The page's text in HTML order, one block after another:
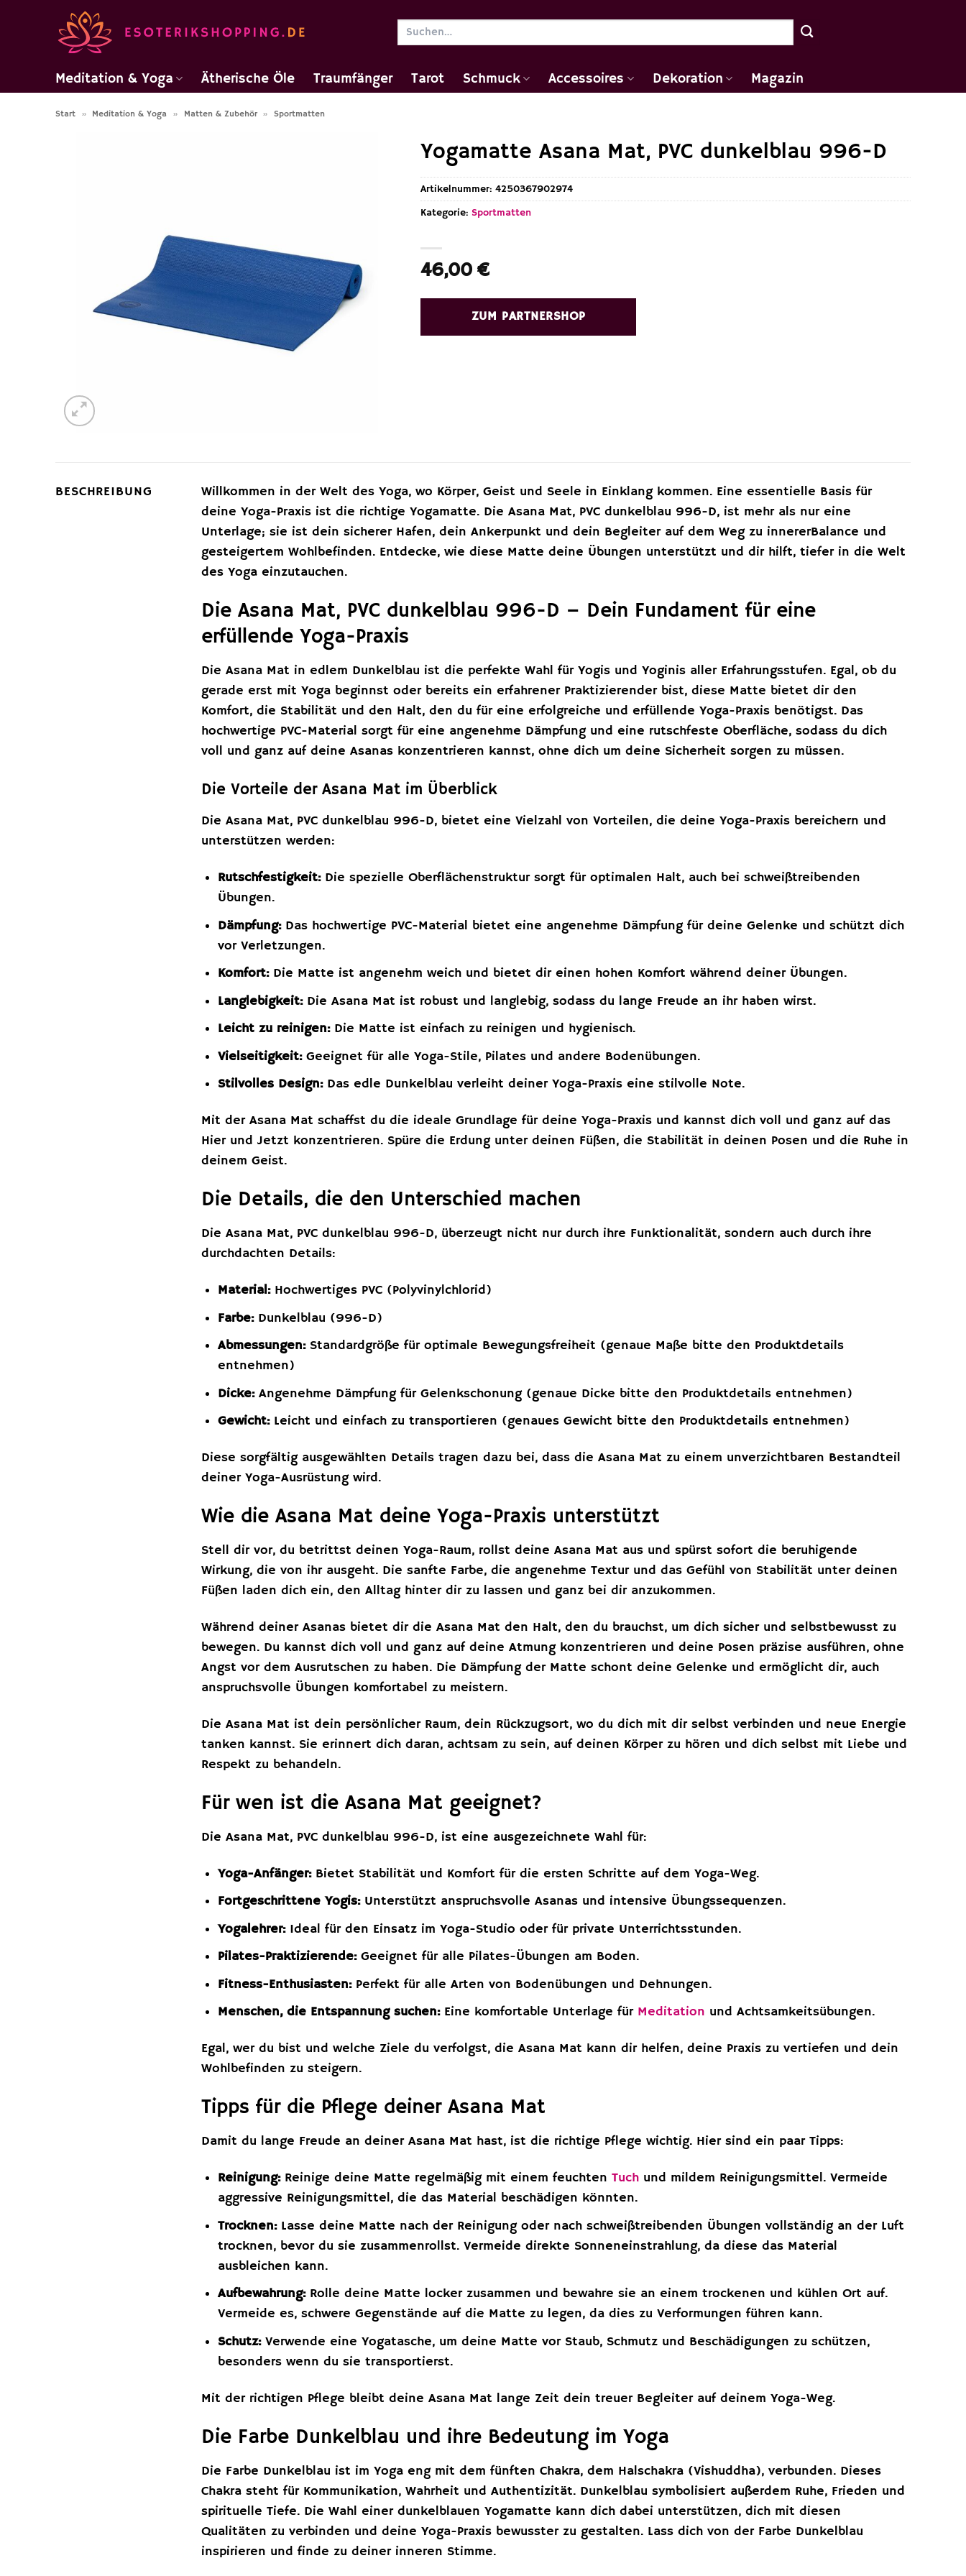
Suchen
Meditation & Yoga Ätherische Öle Traumfänger Tarot Schmuck Accessoires Dekoration Magazin
Start » Meditation & Yoga » Matten & Zubehör » Sportmatten
Yogamatte Asana Mat, PVC dunkelblau 996-D
46,00 €
ZUM PARTNERSHOP
Artikelnummer:4250367902974
Kategorie:Sportmatten
BESCHREIBUNG
Willkommen in der Welt des Yoga, wo Körper, Geist und Seele in Einklang kommen. Eine essentielle Basis für
deine Yoga-Praxis ist die richtige Yogamatte. Die Asana Mat, PVC dunkelblau 996-D, ist mehr als nur eine
Unterlage; sie ist dein sicherer Hafen, dein Ankerpunkt und dein Begleiter auf dem Weg zu innererBalance und
gesteigertem Wohlbefinden. Entdecke, wie diese Matte deine Übungen unterstützt und dir hilft, tiefer in die Welt
des Yoga einzutauchen.
Die Asana Mat, PVC dunkelblau 996-D – Dein Fundament für eine
erfüllende Yoga-Praxis
Die Asana Mat in edlem Dunkelblau ist die perfekte Wahl für Yogis und Yoginis aller Erfahrungsstufen. Egal, ob du
gerade erst mit Yoga beginnst oder bereits ein erfahrener Praktizierender bist, diese Matte bietet dir den
Komfort, die Stabilität und den Halt, den du für eine erfolgreiche und erfüllende Yoga-Praxis benötigst. Das
hochwertige PVC-Material sorgt für eine angenehme Dämpfung und eine rutschfeste Oberfläche, sodass du dich
voll und ganz auf deine Asanas konzentrieren kannst, ohne dich um deine Sicherheit sorgen zu müssen.
Die Vorteile der Asana Mat im Überblick
Die Asana Mat, PVC dunkelblau 996-D, bietet eine Vielzahl von Vorteilen, die deine Yoga-Praxis bereichern und
unterstützen werden:
Rutschfestigkeit:Die spezielle Oberflächenstruktur sorgt für optimalen Halt, auch bei schweißtreibenden
Übungen.
Dämpfung:Das hochwertige PVC-Material bietet eine angenehme Dämpfung für deine Gelenke und schützt dich
vor Verletzungen.
Komfort:Die Matte ist angenehm weich und bietet dir einen hohen Komfort während deiner Übungen.
Langlebigkeit:Die Asana Mat ist robust und langlebig, sodass du lange Freude an ihr haben wirst.
Leicht zu reinigen:Die Matte ist einfach zu reinigen und hygienisch.
Vielseitigkeit:Geeignet für alle Yoga-Stile, Pilates und andere Bodenübungen.
Stilvolles Design:Das edle Dunkelblau verleiht deiner Yoga-Praxis eine stilvolle Note.
Mit der Asana Mat schaffst du die ideale Grundlage für deine Yoga-Praxis und kannst dich voll und ganz auf das
Hier und Jetzt konzentrieren. Spüre die Erdung unter deinen Füßen, die Stabilität in deinen Posen und die Ruhe in
deinem Geist.
Die Details, die den Unterschied machen
Die Asana Mat, PVC dunkelblau 996-D, überzeugt nicht nur durch ihre Funktionalität, sondern auch durch ihre
durchdachten Details:
Material:Hochwertiges PVC (Polyvinylchlorid)
Farbe:Dunkelblau (996-D)
Abmessungen:Standardgröße für optimale Bewegungsfreiheit (genaue Maße bitte den Produktdetails
entnehmen)
Dicke:Angenehme Dämpfung für Gelenkschonung (genaue Dicke bitte den Produktdetails entnehmen)
Gewicht:Leicht und einfach zu transportieren (genaues Gewicht bitte den Produktdetails entnehmen)
Diese sorgfältig ausgewählten Details tragen dazu bei, dass die Asana Mat zu einem unverzichtbaren Bestandteil
deiner Yoga-Ausrüstung wird.
Wie die Asana Mat deine Yoga-Praxis unterstützt
Stell dir vor, du betrittst deinen Yoga-Raum, rollst deine Asana Mat aus und spürst sofort die beruhigende
Wirkung, die von ihr ausgeht. Die sanfte Farbe, die angenehme Textur und das Gefühl von Stabilität unter deinen
Füßen laden dich ein, den Alltag hinter dir zu lassen und ganz bei dir anzukommen.
Während deiner Asanas bietet dir die Asana Mat den Halt, den du brauchst, um dich sicher und selbstbewusst zu
bewegen. Du kannst dich voll und ganz auf deine Atmung konzentrieren und deine Posen präzise ausführen, ohne
Angst vor dem Ausrutschen zu haben. Die Dämpfung der Matte schont deine Gelenke und ermöglicht dir, auch
anspruchsvolle Übungen komfortabel zu meistern.
Die Asana Mat ist dein persönlicher Raum, dein Rückzugsort, wo du dich mit dir selbst verbinden und neue Energie
tanken kannst. Sie erinnert dich daran, achtsam zu sein, auf deinen Körper zu hören und dich selbst mit Liebe und
Respekt zu behandeln.
Für wen ist die Asana Mat geeignet?
Die Asana Mat, PVC dunkelblau 996-D, ist eine ausgezeichnete Wahl für:
Yoga-Anfänger:Bietet Stabilität und Komfort für die ersten Schritte auf dem Yoga-Weg.
Fortgeschrittene Yogis:Unterstützt anspruchsvolle Asanas und intensive Übungssequenzen.
Yogalehrer:Ideal für den Einsatz im Yoga-Studio oder für private Unterrichtsstunden.
Pilates-Praktizierende:Geeignet für alle Pilates-Übungen am Boden.
Fitness-Enthusiasten:Perfekt für alle Arten von Bodenübungen und Dehnungen.
Menschen, die Entspannung suchen:Eine komfortable Unterlage für Meditation und Achtsamkeitsübungen.
Egal, wer du bist und welche Ziele du verfolgst, die Asana Mat kann dir helfen, deine Praxis zu vertiefen und dein
Wohlbefinden zu steigern.
Tipps für die Pflege deiner Asana Mat
Damit du lange Freude an deiner Asana Mat hast, ist die richtige Pflege wichtig. Hier sind ein paar Tipps:
Reinigung:Reinige deine Matte regelmäßig mit einem feuchtenTuch und mildem Reinigungsmittel. Vermeide
aggressive Reinigungsmittel, die das Material beschädigen könnten.
Trocknen:Lasse deine Matte nach der Reinigung oder nach schweißtreibenden Übungen vollständig an der Luft
trocknen, bevor du sie zusammenrollst. Vermeide direkte Sonneneinstrahlung, da diese das Material
ausbleichen kann.
Aufbewahrung:Rolle deine Matte locker zusammen und bewahre sie an einem trockenen und kühlen Ort auf.
Vermeide es, schwere Gegenstände auf die Matte zu legen, da dies zu Verformungen führen kann.
Schutz:Verwende eine Yogatasche, um deine Matte vor Staub, Schmutz und Beschädigungen zu schützen,
besonders wenn du sie transportierst.
Mit der richtigen Pflege bleibt deine Asana Mat lange Zeit dein treuer Begleiter auf deinem Yoga-Weg.
Die Farbe Dunkelblau und ihre Bedeutung im Yoga
Die Farbe Dunkelblau ist im Yoga eng mit dem fünften Chakra, dem Halschakra (Vishuddha), verbunden. Dieses
Chakra steht für Kommunikation, Wahrheit und Authentizität. Dunkelblau symbolisiert außerdem Ruhe, Frieden und
spirituelle Tiefe. Die Wahl einer dunkelblauen Yogamatte kann dich dabei unterstützen, dich mit diesen
Qualitäten zu verbinden und deine Yoga-Praxis bewusster zu gestalten. Lass dich von der Farbe Dunkelblau
inspirieren und finde zu deiner inneren Stimme.